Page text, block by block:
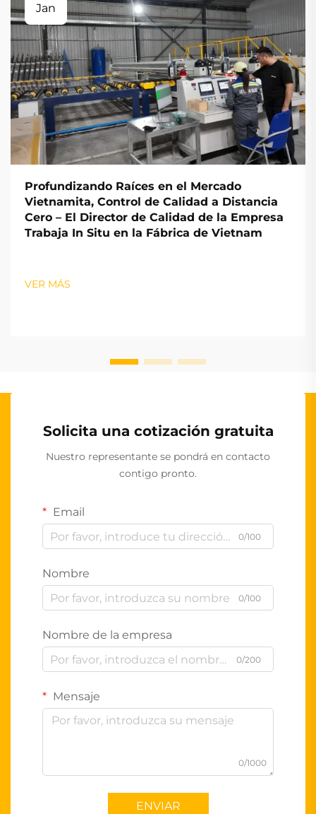
Jan
Profundizando Raíces en el Mercado
Vietnamita, Control de Calidad a Distancia
Cero – El Director de Calidad de la Empresa
Trabaja In Situ en la Fábrica de Vietnam
VER MÁS
Solicita una cotización gratuita
Nuestro representante se pondrá en contacto
contigo pronto.
Email
0/100
Nombre
0/100
Nombre de la empresa
0/200
Mensaje
0/1000
ENVIAR